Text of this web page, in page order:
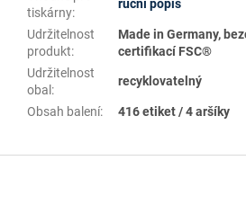
tiskárny:
ruční popis
Udržitelnost
produkt:
Made in Germany,
certifikací FSC®
Udržitelnost
obal :
recyklovatelný
Obsah balení: 416 etiket / 4 aršíky